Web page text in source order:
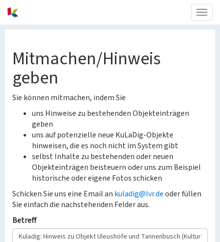
Mitmachen/Hinweis
geben
Sie können mitmachen, indem Sie
uns Hinweise zu bestehenden Objekteinträgen
geben
uns auf potenzielle neue KuLaDig-Objekte
hinweisen, die es noch nicht im System gibt
selbst Inhalte zu bestehenden oder neuen
Objekteinträgen beisteuern oder uns zum Beispiel
historische oder eigene Fotos schicken
Schicken Sie uns eine Email an kuladig@lvr.deoder füllen
Sie einfach die nachstehenden Felder aus.
Betreff